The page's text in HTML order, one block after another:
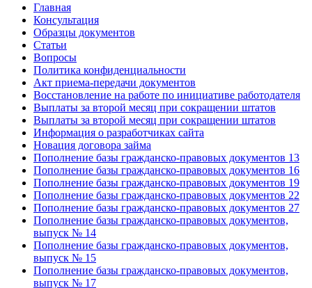
Главная
Консультация
Образцы документов
Статьи
Вопросы
Политика конфиденциальности
Акт приема-передачи документов
Восстановление на работе по инициативе работодателя
Выплаты за второй месяц при сокращении штатов
Выплаты за второй месяц при сокращении штатов
Информация о разработчиках сайта
Новация договора займа
Пополнение базы гражданско-правовых документов 13
Пополнение базы гражданско-правовых документов 16
Пополнение базы гражданско-правовых документов 19
Пополнение базы гражданско-правовых документов 22
Пополнение базы гражданско-правовых документов 27
Пополнение базы гражданско-правовых документов,
выпуск № 14
Пополнение базы гражданско-правовых документов,
выпуск № 15
Пополнение базы гражданско-правовых документов,
выпуск № 17